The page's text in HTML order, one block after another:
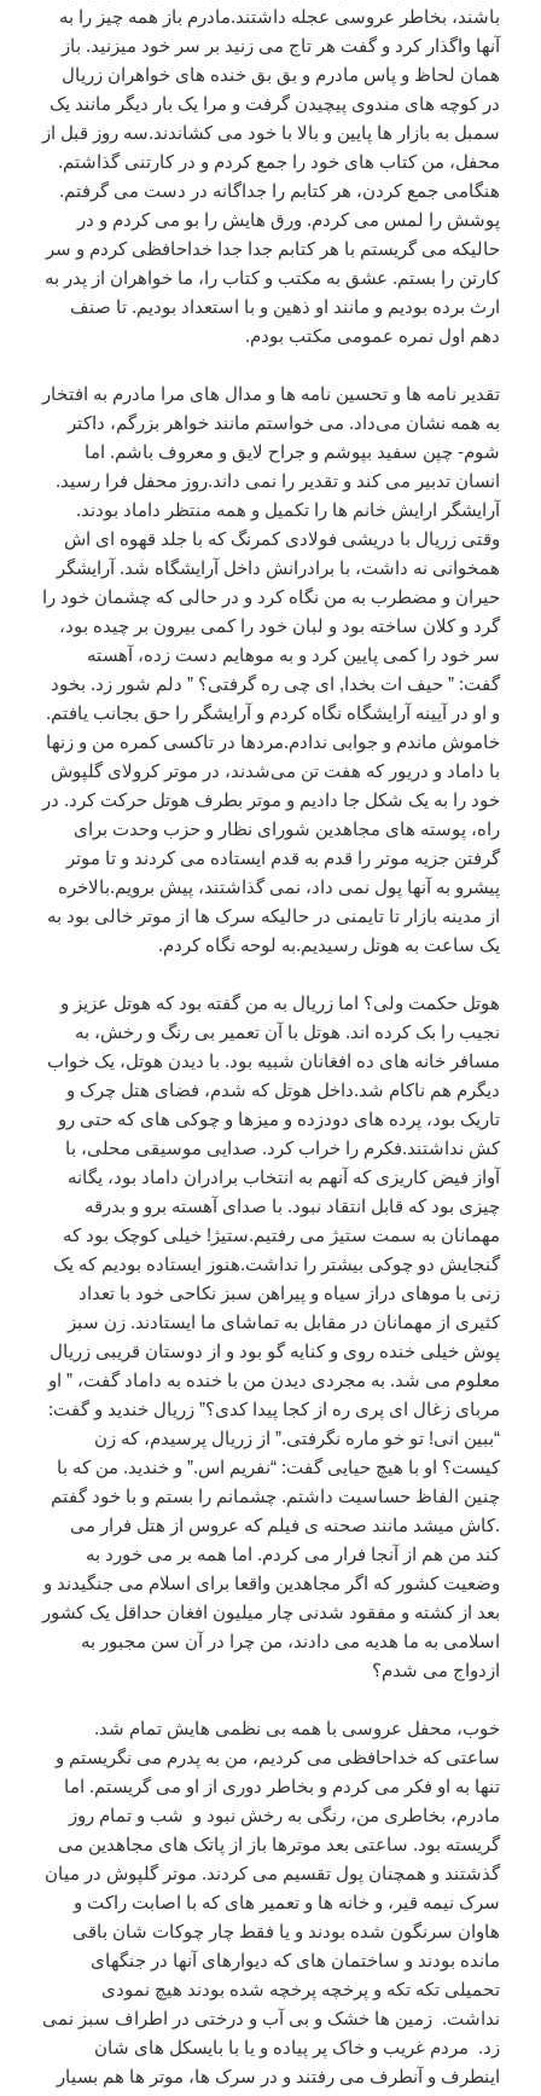
باشند، بخاطر عروسی عجله داشتند.مادرم باز همه چیز را به
آنها واگذار کرد و گفت هر تاج می زنید بر سر خود میزنید. باز
همان لحاظ و پاس مادرم و بق بق خنده های خواهران زریال
در کوچه های مندوی پیچیدن گرفت و مرا یک بار دیگر مانند یک
سمبل به بازار ها پایین و بالا با خود می کشاندند.سه روز قبل از
محفل، من کتاب های خود را جمع کردم و در کارتنی گذاشتم.
هنگامی جمع کردن، هر کتابم را جداگانه در دست می گرفتم.
پوشش را لمس می کردم. ورق هایش را بو می کردم و در
حالیکه می گریستم با هر کتابم جدا جدا خداحافظی کردم و سر
کارتن را بستم. عشق به مکتب و کتاب را، ما خواهران از پدر به
ارث برده بودیم و مانند او ذهین و با استعداد بودیم. تا صنف
دهم اول نمره عمومی مکتب بودم.
تقدیر نامه ها و تحسین نامه ها و مدال های مرا مادرم به افتخار
به همه نشان می‌داد. می خواستم مانند خواهر بزرگم، داکتر
شوم- چپن سفید بپوشم و جراح لایق و معروف باشم. اما
انسان تدبیر می کند و تقدیر را نمی داند.روز محفل فرا رسید.
آرایشگر ارایش خانم ها را تکمیل و همه منتظر داماد بودند.
وقتی زریال با دریشی فولادی کمرنگ که با جلد قهوه ای اش
همخوانی نه داشت، با برادرانش داخل آرایشگاه شد. آرایشگر
حیران و مضطرب به من نگاه کرد و در حالی که چشمان خود را
گرد و کلان ساخته بود و لبان خود را کمی بیرون بر چیده بود،
سر خود را کمی پایین کرد و به موهایم دست زده، آهسته
گفت: ” حیف ات بخدا, ای چی ره گرفتی؟ ” دلم شور زد. بخود
و او در آیینه آرایشگاه نگاه کردم و آرایشگر را حق بجانب یافتم.
خاموش ماندم و جوابی ندادم.مردها در تاکسی کمره من و زنها
با داماد و دریور که هفت تن می‌شدند، در موتر کرولای گلپوش
خود را به یک شکل جا دادیم و موتر بطرف هوتل حرکت کرد. در
راه، پوسته های مجاهدین شورای نظار و حزب وحدت برای
گرفتن جزیه موتر را قدم به قدم ایستاده می کردند و تا موتر
پیشرو به آنها پول نمی داد، نمی گذاشتند، پیش برویم.بالاخره
از مدینه بازار تا تایمنی در حالیکه سرک ها از موتر خالی بود به
یک ساعت به هوتل رسیدیم.به لوحه نگاه کردم.
هوتل حکمت ولی؟ اما زریال به من گفته بود که هوتل عزیز و
نجیب را بک کرده اند. هوتل با آن تعمیر بی رنگ و رخش، به
مسافر خانه های ده افغانان شبیه بود. با دیدن هوتل، یک خواب
دیگرم هم ناکام شد.داخل هوتل که شدم، فضای هتل چرک و
تاریک بود، پرده های دودزده و میزها و چوکی های که حتی رو
کش نداشتند.فکرم را خراب کرد. صدایی موسیقی محلی، با
آواز فیض کاریزی که آنهم به انتخاب برادران داماد بود، یگانه
چیزی بود که قابل انتقاد نبود. با صدای آهسته برو و بدرقه
مهمانان به سمت ستیژ می رفتیم.ستیژ! خیلی کوچک بود که
گنجایش دو چوکی بیشتر را نداشت.هنوز ایستاده بودیم که یک
زنی با موهای دراز سیاه و پیراهن سبز نکاحی خود با تعداد
کثیری از مهمانان در مقابل به تماشای ما ایستادند. زن سبز
پوش خیلی خنده روی و کنایه گو بود و از دوستان قریبی زریال
معلوم می شد. به مجردی دیدن من با خنده به داماد گفت، ” او
مربای زغال ای پری ره از کجا پیدا کدی؟” زریال خندید و گفت:
“ببین انی! تو خو ماره نگرفتی.” از زریال پرسیدم، که زن
کیست؟ او با هیچ حیایی گفت: “نفریم اس.” و خندید. من که با
چنین الفاظ حساسیت داشتم. چشمانم را بستم و با خود گفتم
.کاش میشد مانند صحنه ی فیلم که عروس از هتل فرار می
کند من هم از آنجا فرار می کردم. اما همه بر می خورد به
وضعیت کشور که اگر مجاهدین واقعا برای اسلام می جنگیدند و
بعد از کشته و مفقود شدنی چار میلیون افغان حداقل یک کشور
اسلامی به ما هدیه می دادند، من چرا در آن سن مجبور به
ازدواج می شدم؟
خوب، محفل عروسی با همه بی نظمی هایش تمام شد.
ساعتی که خداحافظی می کردیم، من به پدرم می نگریستم و
تنها به او فکر می کردم و بخاطر دوری از او می گریستم. اما
مادرم، بخاطری من، رنگی به رخش نبود و شب و تمام روز
گریسته بود. ساعتی بعد موترها باز از پاتک های مجاهدین می
گذشتند و همچنان پول تقسیم می کردند. موتر گلپوش در میان
سرک نیمه قیر، و خانه ها و تعمیر های که با اصابت راکت و
هاوان سرنگون شده بودند و یا فقط چار چوکات شان باقی
مانده بودند و ساختمان های که دیوارهای آنها در جنگهای
تحمیلی تکه تکه و پرخچه پرخچه شده بودند هیچ نمودی
نداشت. زمین ها خشک و بی آب و درختی در اطراف سبز نمی
زد. مردم غریب و خاک پر پیاده و یا با بایسکل های شان
اینطرف و آنطرف می رفتند و در سرک ها، موتر ها هم بسیار